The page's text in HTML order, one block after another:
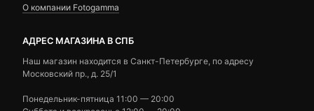
О компании Fotogamma
АДРЕС МАГАЗИНА В СПБ
Наш магазин находится в Санкт-Петербурге, по адресу
Московский пр., д. 25/1
Понедельник-пятница 11:00 — 20:00